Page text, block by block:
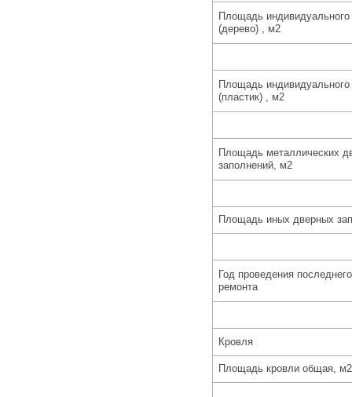
Площадь индивидуального
(дерево) , м2
Площадь индивидуального
(пластик) , м2
Площадь металлических
заполнений, м2
Площадь иных дверных
Год проведения
ремонта
Кровля
Площадь кровли общая, м2